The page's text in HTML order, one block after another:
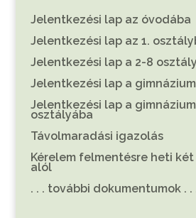
Jelentkezési lap az óvodába
Jelentkezési lap az 1.
Jelentkezési lap a 2-8
Jelentkezési lap a
Jelentkezési lap a gimnázium
osztályába
Távolmaradási igazolás
Kérelem felmentésre heti
alól
. . . további dokumentumok . .